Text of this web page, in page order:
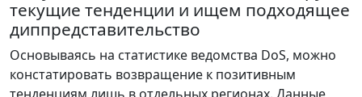
текущие тенденции и ищем подходящее
диппредставительство
Основываясь на статистике ведомства DoS, можно
констатировать возвращение к позитивным